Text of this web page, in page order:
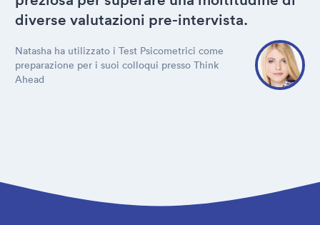
diverse valutazioni pre-intervista.
Natasha ha utilizzato i Test Psicometrici come
preparazione per i suoi colloqui presso Think
Ahead